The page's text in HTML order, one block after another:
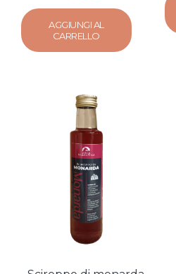
AGGIUNGI AL
CARRELLO